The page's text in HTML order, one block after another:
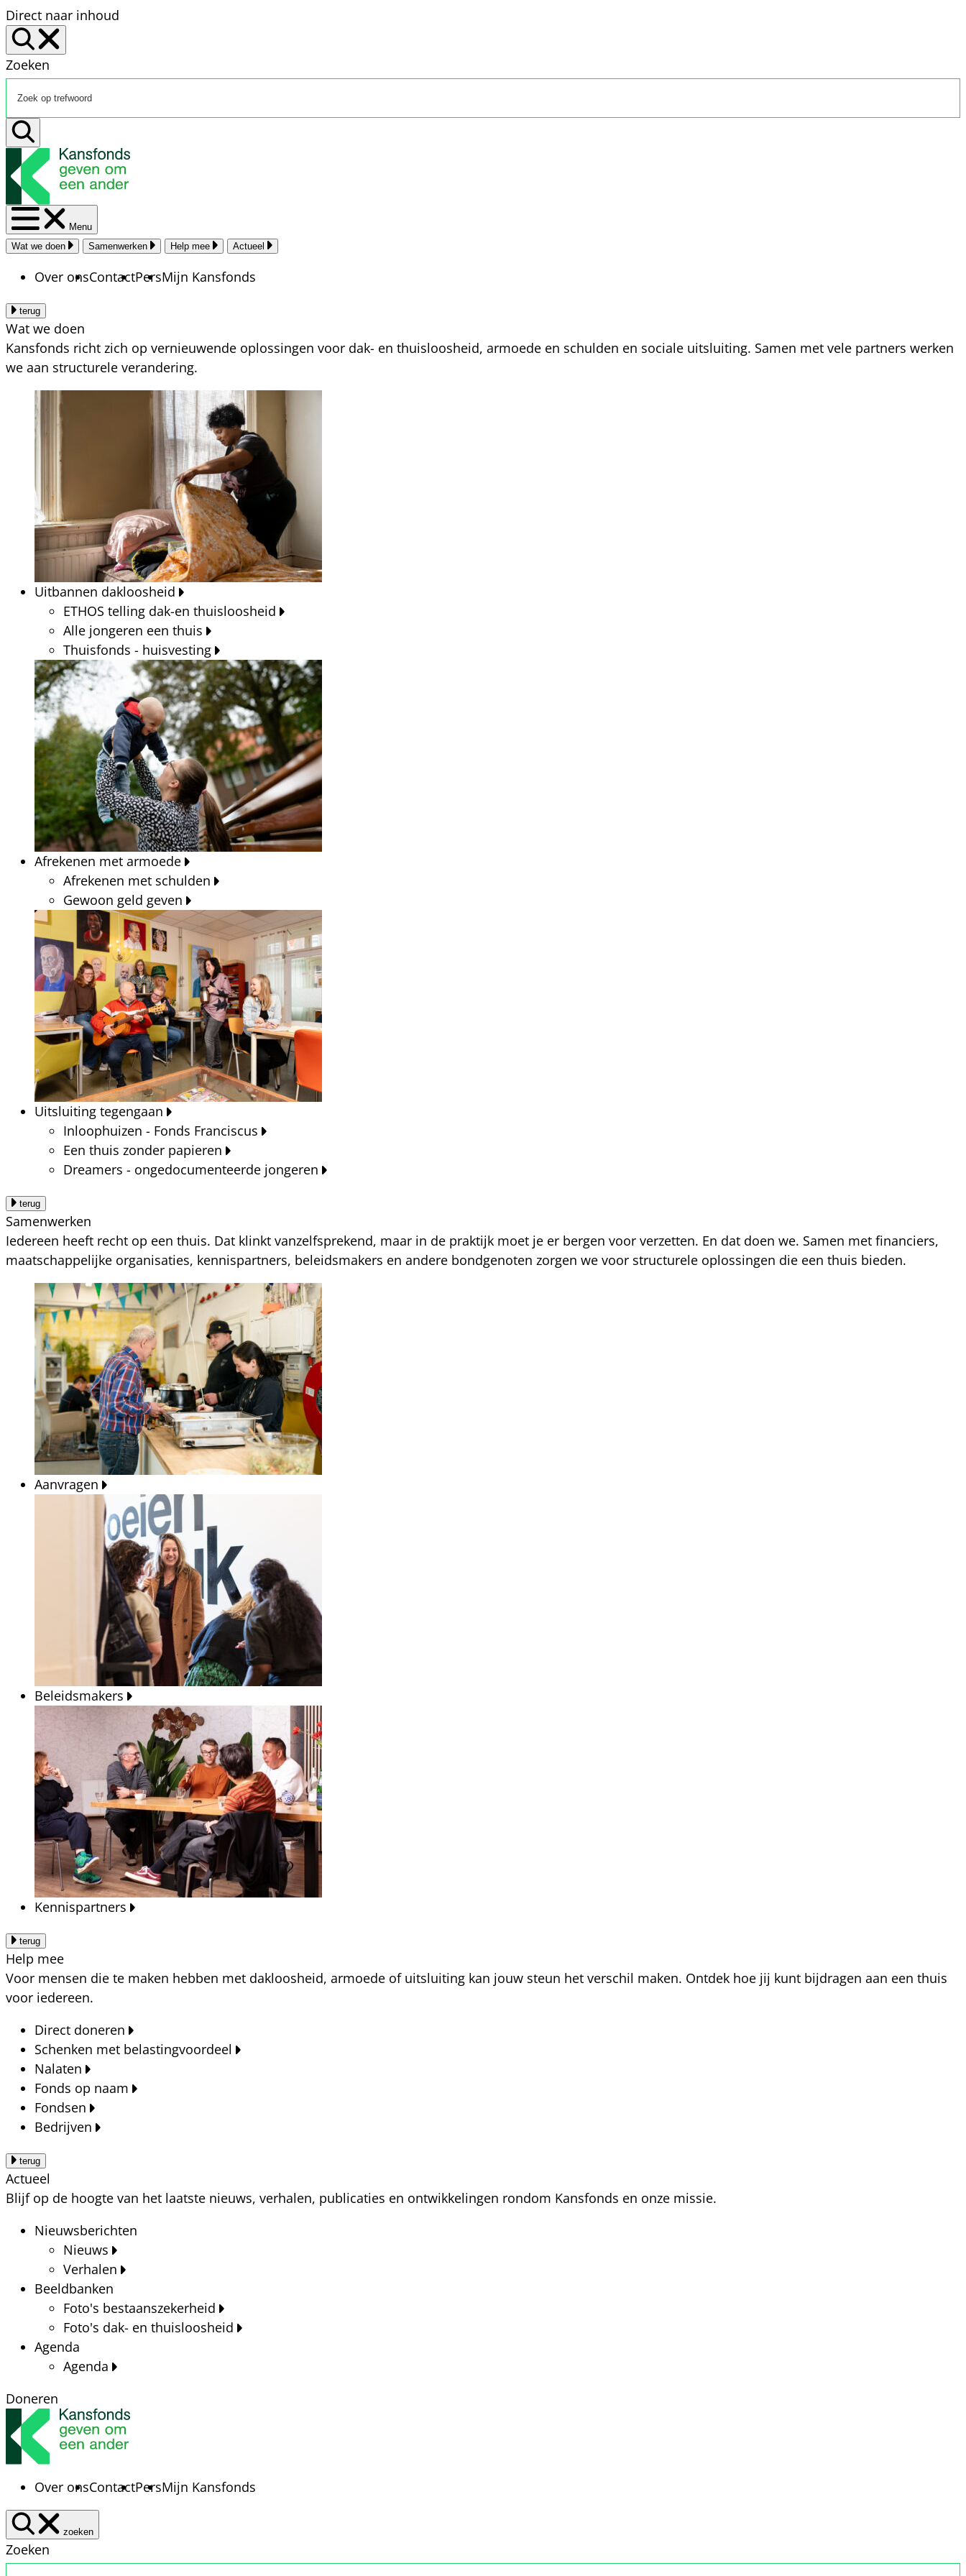
Direct naar inhoud
Zoeken
Menu
Wat we doen
Samenwerken Help mee Actueel
Over onsContactPersMijn Kansfonds
terug
Wat we doen
Kansfonds richt zich op vernieuwende oplossingen voor dak- en thuisloosheid, armoede en schulden en sociale uitsluiting. Samen met vele partners werken
we aan structurele verandering.
Uitbannen dakloosheid
ETHOS telling dak-en thuisloosheid
Alle jongeren een thuis
Thuisfonds - huisvesting
Afrekenen met armoede
Afrekenen met schulden
Gewoon geld geven
Uitsluiting tegengaan
Inloophuizen - Fonds Franciscus
Een thuis zonder papieren
Dreamers - ongedocumenteerde jongeren
terug
Samenwerken
Iedereen heeft recht op een thuis. Dat klinkt vanzelfsprekend, maar in de praktijk moet je er bergen voor verzetten. En dat doen we. Samen met financiers,
maatschappelijke organisaties, kennispartners, beleidsmakers en andere bondgenoten zorgen we voor structurele oplossingen die een thuis bieden.
Aanvragen
Beleidsmakers
Kennispartners
terug
Help mee
Voor mensen die te maken hebben met dakloosheid, armoede of uitsluiting kan jouw steun het verschil maken. Ontdek hoe jij kunt bijdragen aan een thuis
voor iedereen.
Direct doneren
Schenken met belastingvoordeel
Nalaten
Fonds op naam
Fondsen
Bedrijven
terug
Actueel
Blijf op de hoogte van het laatste nieuws, verhalen, publicaties en ontwikkelingen rondom Kansfonds en onze missie.
Nieuwsberichten
Nieuws
Verhalen
Beeldbanken
Foto's bestaanszekerheid
Foto's dak- en thuisloosheid
Agenda
Agenda
Doneren
Over onsContactPersMijn Kansfonds
zoeken
Zoeken